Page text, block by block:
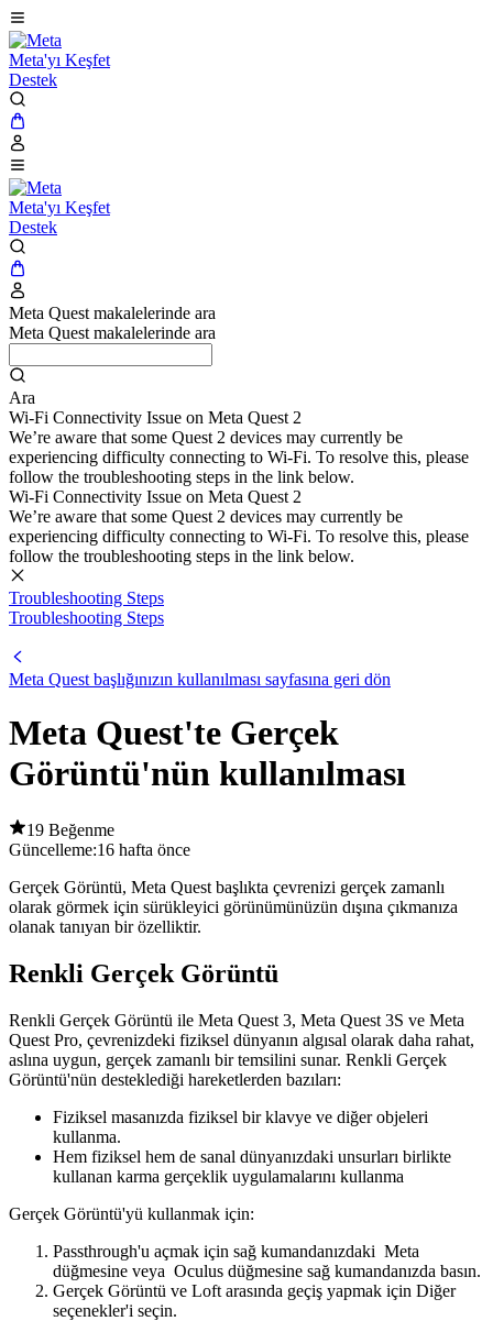
Meta'yı Keşfet
Destek
Meta'yı Keşfet
Destek
Meta Quest makalelerinde ara
Meta Quest makalelerinde ara
Ara
Wi-Fi Connectivity Issue on Meta Quest 2
We’re aware that some Quest 2 devices may currently be
experiencing difficulty connecting to Wi-Fi. To resolve this, please
follow the troubleshooting steps in the link below.
Wi-Fi Connectivity Issue on Meta Quest 2
We’re aware that some Quest 2 devices may currently be
experiencing difficulty connecting to Wi-Fi. To resolve this, please
follow the troubleshooting steps in the link below.
Troubleshooting Steps
Troubleshooting Steps
Meta Quest başlığınızın kullanılması sayfasına geri dön
Meta Quest'te Gerçek
Görüntü'nün kullanılması
19 Beğenme
Güncelleme:16 hafta önce
Gerçek Görüntü, Meta Quest başlıkta çevrenizi gerçek zamanlı
olarak görmek için sürükleyici görünümünüzün dışına çıkmanıza
olanak tanıyan bir özelliktir.
Renkli Gerçek Görüntü
Renkli Gerçek Görüntü ile Meta Quest 3, Meta Quest 3S ve Meta
Quest Pro, çevrenizdeki fiziksel dünyanın algısal olarak daha rahat,
aslına uygun, gerçek zamanlı bir temsilini sunar. Renkli Gerçek
Görüntü'nün desteklediği hareketlerden bazıları:
Fiziksel masanızda fiziksel bir klavye ve diğer objeleri
kullanma.
Hem fiziksel hem de sanal dünyanızdaki unsurları birlikte
kullanan karma gerçeklik uygulamalarını kullanma
Gerçek Görüntü'yü kullanmak için:
Passthrough'u açmak için sağ kumandanızdaki Meta
düğmesine veya Oculus düğmesine sağ kumandanızda basın.
Gerçek Görüntü ve Loft arasında geçiş yapmak için Diğer
seçenekler'i seçin.